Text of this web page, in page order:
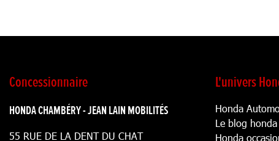
Concessionnaire
HONDA CHAMBÉRY - JEAN LAIN MOBILITÉS
55 RUE DE LA DENT DU CHAT
L'univers
Honda
Le blog honda
Honda